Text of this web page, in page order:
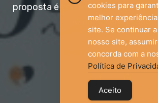
proposta é trazer informação
olhar diferenciado.
Entre em contato:
cookies para
melhor
site. Se continuar
nosso site,
concorda com a
Política de
Aceito